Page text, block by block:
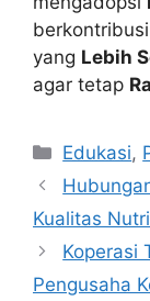
yang Lebih
agar tetap
Kategori
Edukasi,
Kualitas
Koperasi
Pengusaha